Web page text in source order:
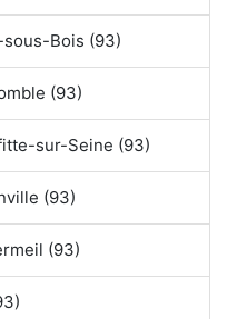
Bois (93)
(93)
sur-Seine (93)
(93)
(93)